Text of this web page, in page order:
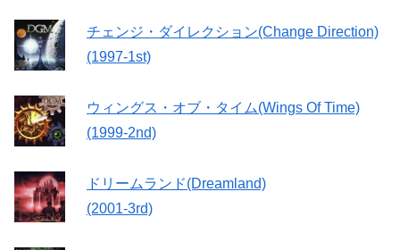
チェンジ・ダイレクション(Change Direction)
(1997-1st)
ウィングス・オブ・タイム(Wings Of Time)
(1999-2nd)
ドリームランド(Dreamland)
(2001-3rd)